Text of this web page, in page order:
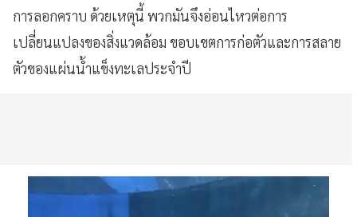
การลอกคราบ ด้วยเหตุนี้ พวกมันจึงอ่อนไหวต่อการ
เปลี่ยนแปลงของสิ่งแวดล้อม ขอบเขตการก่อตัวและการสลาย
ตัวของแผ่นน้ำแข็งทะเลประจําปี